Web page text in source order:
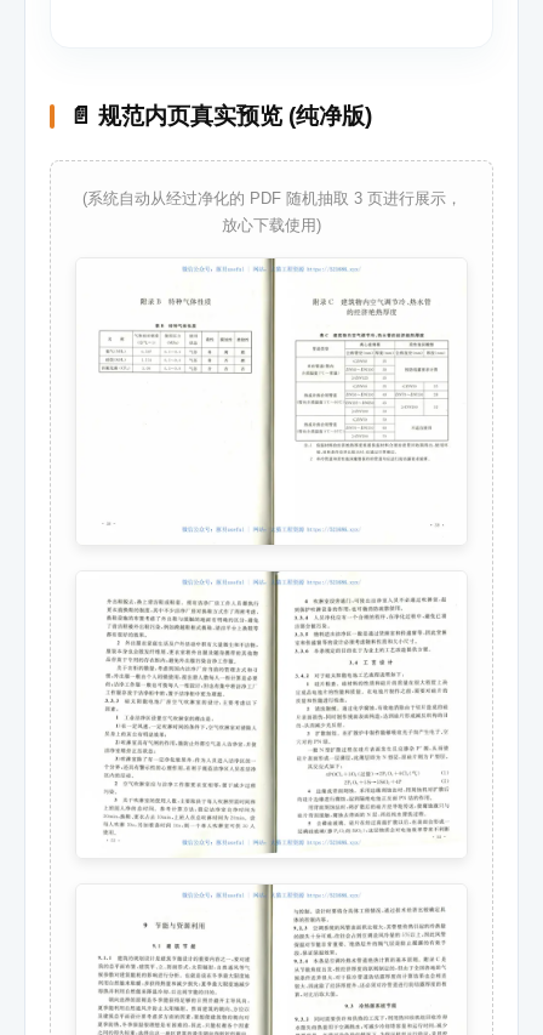
📄 规范内页真实预览 (纯净版)
(系统自动从经过净化的 PDF 随机抽取 3 页进行展示，
放心下载使用)